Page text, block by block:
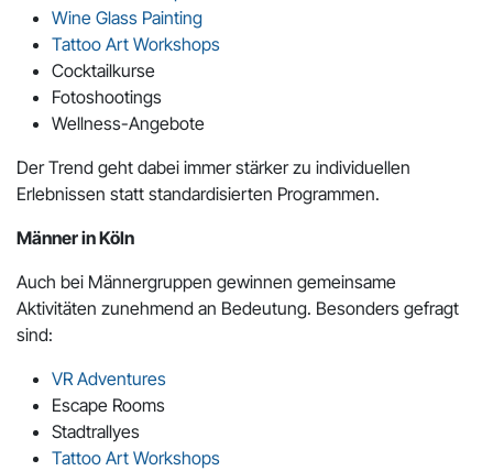
Wine Glass Painting
Tattoo Art Workshops
Cocktailkurse
Fotoshootings
Wellness-Angebote
Der Trend geht dabei immer stärker zu individuellen
Erlebnissen statt standardisierten Programmen.
Männer in Köln
Auch bei Männergruppen gewinnen gemeinsame
Aktivitäten zunehmend an Bedeutung. Besonders gefragt
sind:
VR Adventures
Escape Rooms
Stadtrallyes
Tattoo Art Workshops